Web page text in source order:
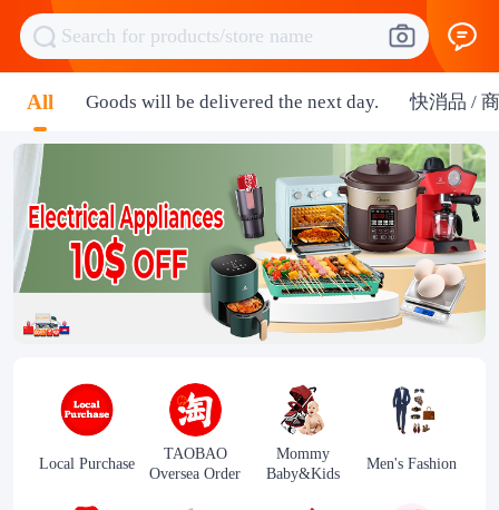
Search for products/store name
All Goods will be delivered the next day. 快消品 /
Local Purchase
TAOBAO
Oversea Order
Mommy
Baby&Kids
Men's Fashion